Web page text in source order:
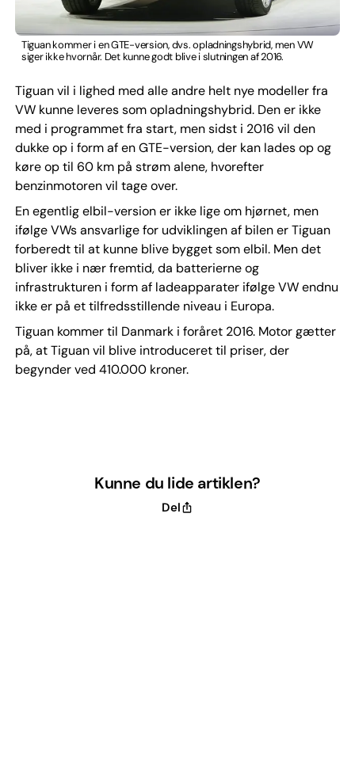
Tiguan kommer i en GTE-version, dvs. opladningshybrid, men VW
siger ikke hvornår. Det kunne godt blive i slutningen af 2016.
Tiguan vil i lighed med alle andre helt nye modeller fra
VW kunne leveres som opladningshybrid. Den er ikke
med i programmet fra start, men sidst i 2016 vil den
dukke op i form af en GTE-version, der kan lades op og
køre op til 60 km på strøm alene, hvorefter
benzinmotoren vil tage over.
En egentlig elbil-version er ikke lige om hjørnet, men
ifølge VWs ansvarlige for udviklingen af bilen er Tiguan
forberedt til at kunne blive bygget som elbil. Men det
bliver ikke i nær fremtid, da batterierne og
infrastrukturen i form af ladeapparater ifølge VW endnu
ikke er på et tilfredsstillende niveau i Europa.
Tiguan kommer til Danmark i foråret 2016. Motor gætter
på, at Tiguan vil blive introduceret til priser, der
begynder ved 410.000 kroner.
Kunne du lide artiklen?
Del